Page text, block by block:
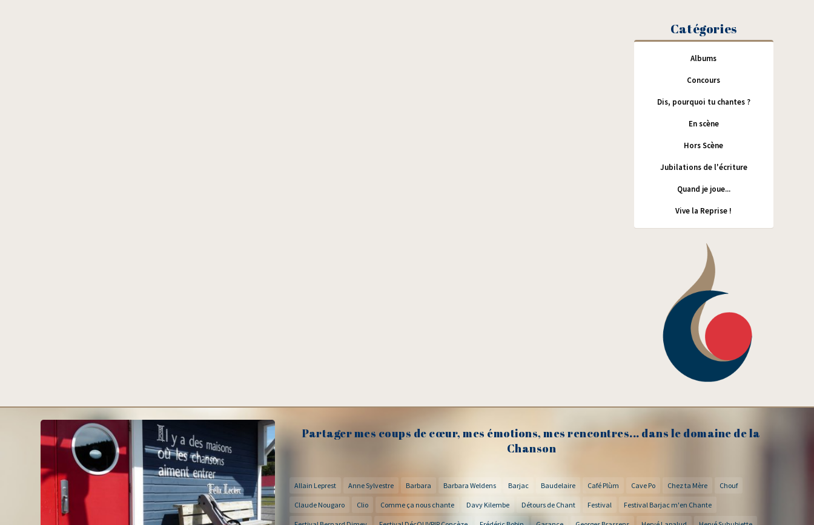
Catégories
Albums
Concours
Dis, pourquoi tu chantes ?
En scène
Hors Scène
Jubilations de l'écriture
Quand je joue...
Vive la Reprise !
Partager mes coups de cœur, mes émotions, mes rencontres... dans le domaine de la
Chanson
Allain Leprest Anne Sylvestre Barbara Barbara Weldens Barjac Baudelaire Café Plùm Cave Po Chez ta Mère Chouf
Claude Nougaro Clio Comme ça nous chante Davy Kilembe Détours de Chant Festival Festival Barjac m'en Chante